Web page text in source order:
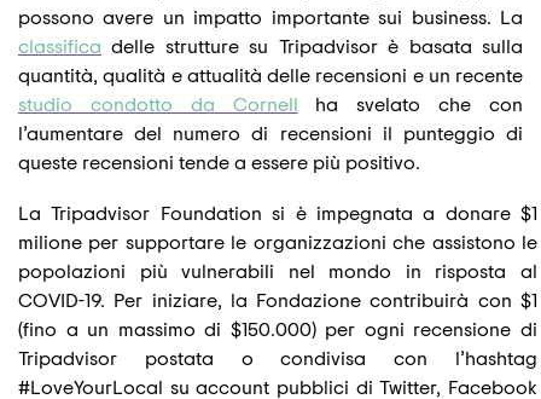
possono avere un impatto importante sui business. La
classifica delle strutture su Tripadvisor è basata sulla
quantità, qualità e attualità delle recensioni e un recente
studio condotto da Cornell ha svelato che con
l’aumentare del numero di recensioni il punteggio di
queste recensioni tende a essere più positivo.
LaTripadvisor Foundation si è impegnata a donare $1
milione per supportare le organizzazioni che assistono le
popolazioni più vulnerabili nel mondo in risposta al
COVID-19. Per iniziare, la Fondazione contribuirà con $1
(fino a un massimo di $150.000) per ogni recensione di
Tripadvisor postata o condivisa con l’hashtag
#LoveYourLocal su account pubblici di Twitter, Facebook